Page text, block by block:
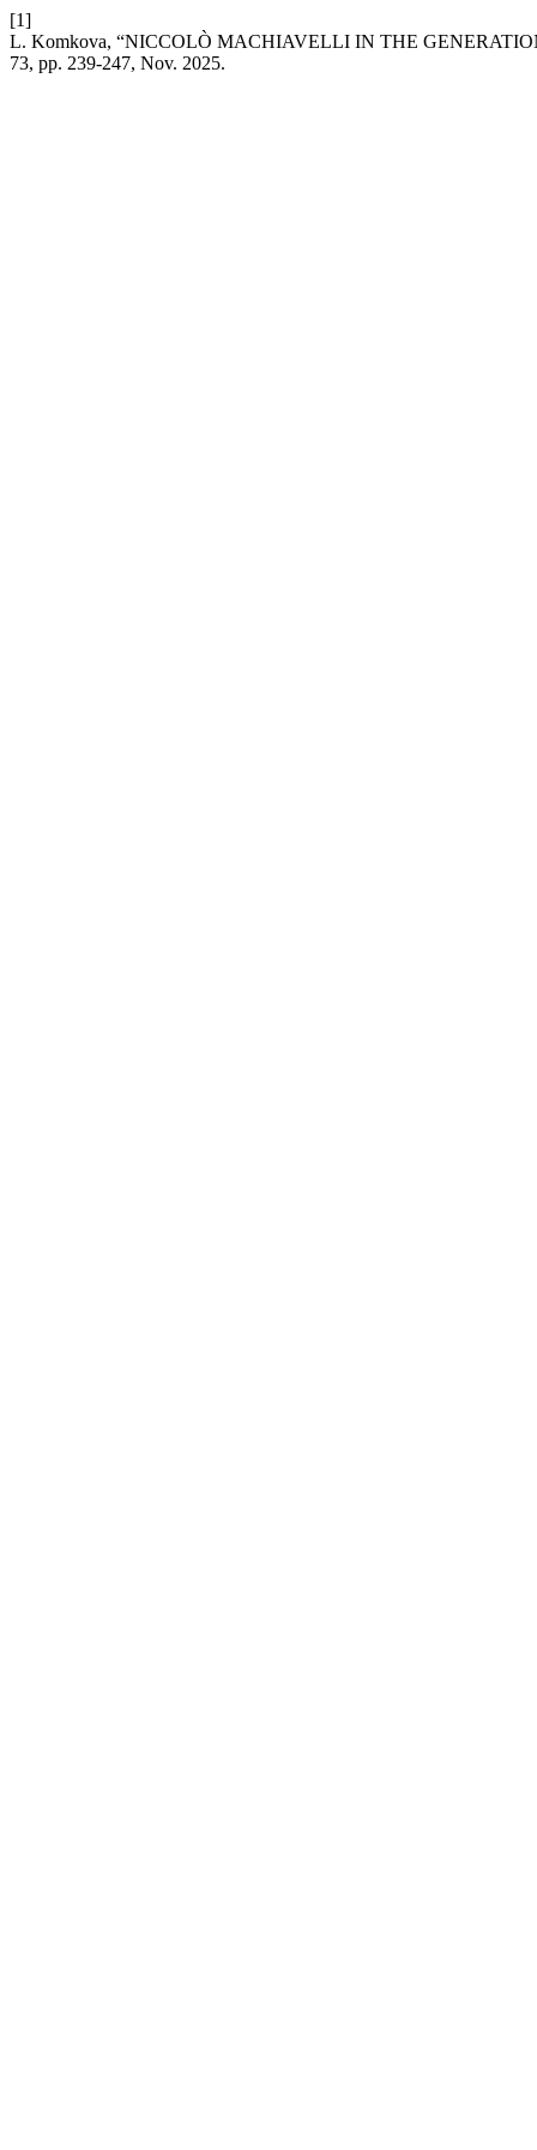
[1]
L. Komkova, “NICCOLÒ MACHIAVELLI IN THE
73, pp. 239-247, Nov. 2025.